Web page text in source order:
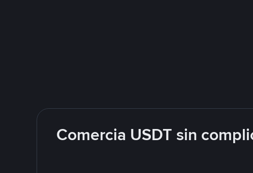
Comercia USDT sin